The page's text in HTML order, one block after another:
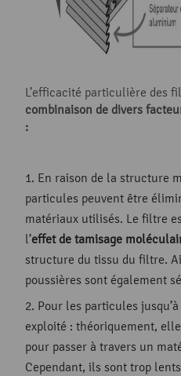
L’efficacité particulière des
combinaison de divers
:
En raison de la structure
particules peuvent être
matériaux utilisés. Le filtre
l’effet de tamisage
structure du tissu du filtre.
poussières sont également
Pour les particules jusqu’à
exploité : théoriquement,
pour passer à travers un
Cependant, ils sont trop